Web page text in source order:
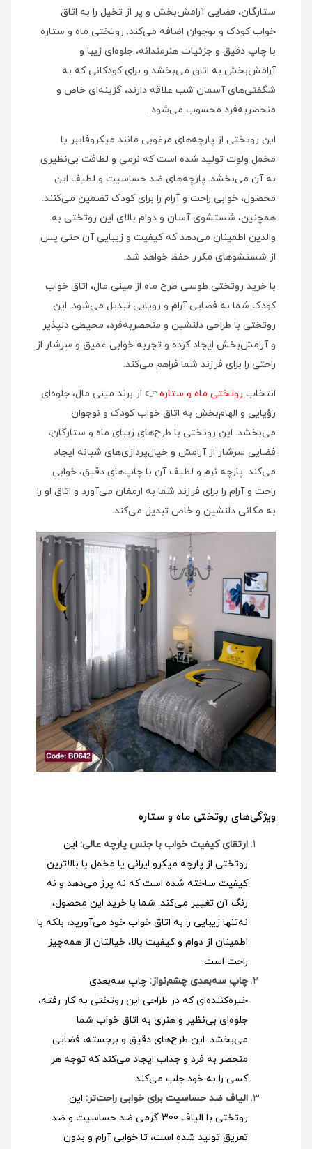
ستارگان، فضایی آرامش‌بخش و پر از تخیل را به اتاق
خواب کودک و نوجوان اضافه می‌کند. روتختی ماه و ستاره
با چاپ دقیق و جزئیات هنرمندانه، جلوه‌ای زیبا و
آرامش‌بخش به اتاق می‌بخشد و برای کودکانی که به
شگفتی‌های آسمان شب علاقه دارند، گزینه‌ای خاص و
منحصربه‌فرد محسوب می‌شود.
این روتختی از پارچه‌های مرغوبی مانند میکروفایبر یا
مخمل ولوت تولید شده است که نرمی و لطافت بی‌نظیری
به آن می‌بخشد. پارچه‌های ضد حساسیت و لطیف این
محصول، خوابی راحت و آرام را برای کودک تضمین می‌کنند.
همچنین، شستشوی آسان و دوام بالای این روتختی به
والدین اطمینان می‌دهد که کیفیت و زیبایی آن حتی پس
از شستشوهای مکرر حفظ خواهد شد.
با خرید روتختی طوسی طرح ماه از مینی‌ مال، اتاق خواب
کودک شما به فضایی آرام و رویایی تبدیل می‌شود. این
روتختی با طراحی دلنشین و منحصر‌به‌فرد، محیطی دلپذیر
و آرامش‌بخش ایجاد کرده و تجربه خوابی عمیق و سرشار از
راحتی را برای فرزند شما فراهم می‌کند.
انتخاب روتختی ماه و ستاره 👉 از برند مینی‌ مال، جلوه‌ای
رؤیایی و الهام‌بخش به اتاق خواب کودک و نوجوان
می‌بخشد. این روتختی با طرح‌های زیبای ماه و ستارگان،
فضایی سرشار از آرامش و خیال‌پردازی‌های شبانه ایجاد
می‌کند. پارچه نرم و لطیف آن با چاپ‌های دقیق، خوابی
راحت و آرام را برای فرزند شما به ارمغان می‌آورد و اتاق او را
به مکانی دلنشین و خاص تبدیل می‌کند.
ویژگی‌های روتختی ماه و ستاره
ارتقای کیفیت خواب با جنس پارچه عالی: این
روتختی از پارچه میکرو ایرانی یا مخمل با بالاترین
کیفیت ساخته شده است که نه پرز می‌دهد و نه
رنگ آن تغییر می‌کند. شما با خرید این محصول،
نه‌تنها زیبایی را به اتاق خواب خود می‌آورید، بلکه با
اطمینان از دوام و کیفیت بالا، خیالتان از همه‌چیز
راحت است.
چاپ سه‌بعدی چشم‌نواز: چاپ سه‌بعدی
خیره‌کننده‌ای که در طراحی این روتختی به کار رفته،
جلوه‌ای بی‌نظیر و هنری به اتاق خواب شما
می‌بخشد. این طرح‌های دقیق و برجسته، فضایی
منحصر به فرد و جذاب ایجاد می‌کند که توجه هر
کسی را به خود جلب می‌کند.
الیاف ضد حساسیت برای خوابی راحت‌تر: این
روتختی با الیاف 300 گرمی ضد حساسیت و ضد
تعریق تولید شده است، تا خوابی آرام و بدون